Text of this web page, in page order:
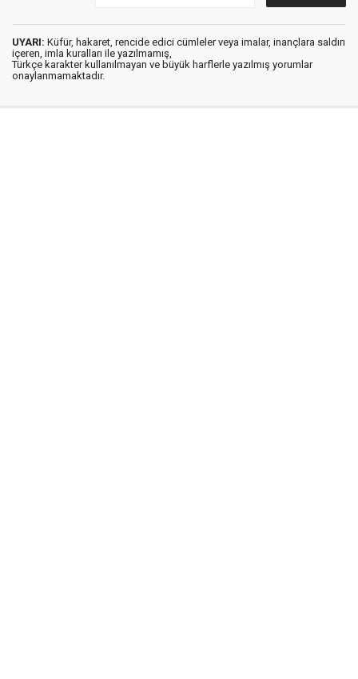
UYARI: Küfür, hakaret, rencide edici cümleler veya imalar, inançlara saldırı
içeren, imla kuralları ile yazılmamış,
Türkçe karakter kullanılmayan ve büyük harflerle yazılmış yorumlar
onaylanmamaktadır.